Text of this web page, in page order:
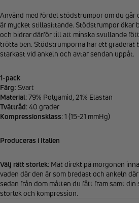
Använd med fördel stödstrumpor om du går
är mycket stillasittande. Stödstrumpor ökar
och bidrar därför till att minska svullande
trötta ben. Stödstrumporna har ett graderat
starkast vid ankeln och avtar sendan uppåt.
1-pack
Färg: Svart
Material: 79% Polyamid, 21% Elastan
Tvättråd: 40 grader
Kompressionsklass: 1 (15-21 mmHg)
Produceras i Italien
Välj rätt storlek: Mät direkt på morgonen
vaden där den är som bredast och ankeln
sedan från dom måtten du fått fram samt
storlek och kompression.